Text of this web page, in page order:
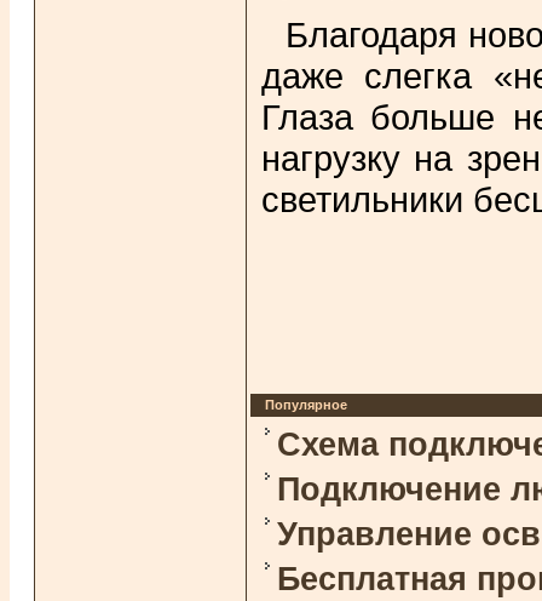
Благодаря
даже слегка
Глаза больше
нагрузку на
светильники
Популярное
Схема
Подключение
Управление
Бесплатная